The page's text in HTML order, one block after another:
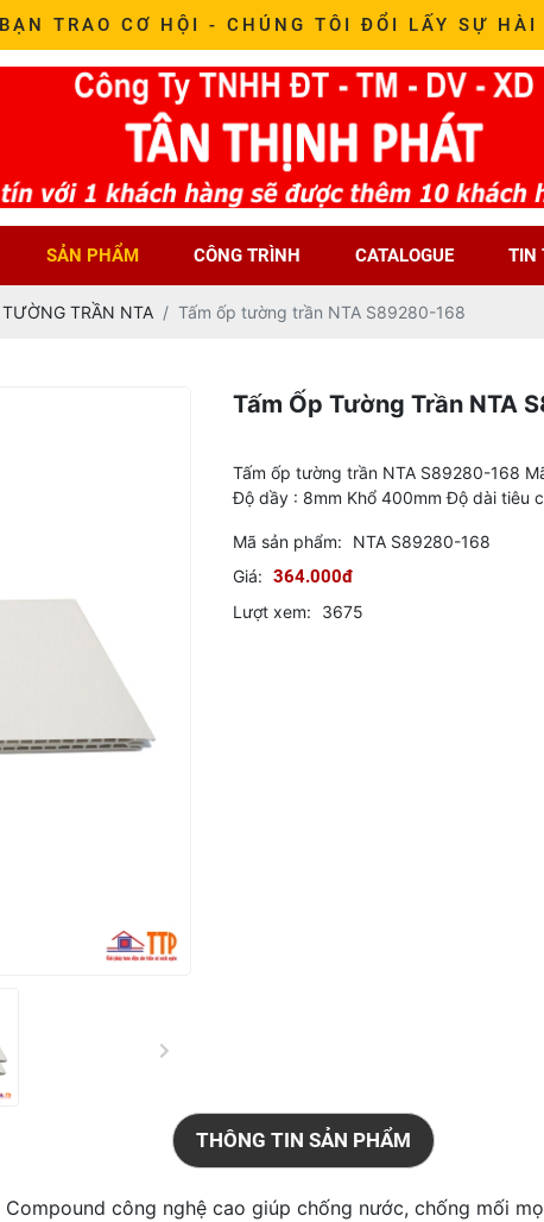
BẠN TRAO CƠ HỘI - CHÚNG TÔI ĐỔI LẤY SỰ HÀI
SẢN PHẨM CÔNG TRÌNH CATALOGUE TIN
TRẦN NTA Tấm ốp tường trần NTA S89280-168
Tấm Ốp Tường Trần NTA
Tấm ốp tường trần NTA S89280-168
Độ dầy : 8mm Khổ 400mm Độ dài tiêu
Mã sản phẩm:
NTA S89280-168
Giá: 364.000đ
Lượt xem: 3675
THÔNG TIN SẢN PHẨM
công nghệ cao giúp chống nước, chống mối